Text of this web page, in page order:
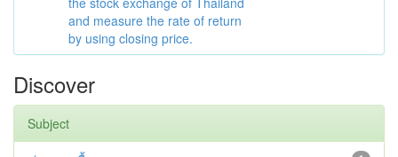
and measure the rate of return
by using closing price.
Discover
Subject